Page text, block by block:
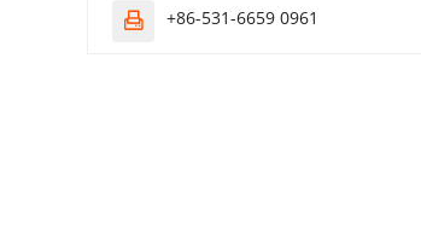
 +86-531-6659 0961